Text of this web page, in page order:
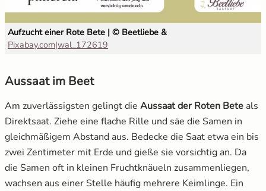
Aufzucht einer Rote Bete | © Beetliebe &
Pixabay.com|wal_172619
Aussaat im Beet
Am zuverlässigsten gelingt die Aussaat der Roten Bete als
Direktsaat. Ziehe eine flache Rille und säe die Samen in
gleichmäßigem Abstand aus. Bedecke die Saat etwa ein bis
zwei Zentimeter mit Erde und gieße sie vorsichtig an. Da
die Samen oft in kleinen Fruchtknäueln zusammenliegen,
wachsen aus einer Stelle häufig mehrere Keimlinge. Ein